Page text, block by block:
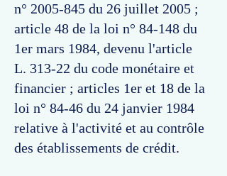
n° 2005-845 du 26 juillet 2005 ;
article 48 de la loi n° 84-148 du
1er mars 1984, devenu l'article
L. 313-22 du code monétaire et
financier ; articles 1er et 18 de la
loi n° 84-46 du 24 janvier 1984
relative à l'activité et au contrôle
des établissements de crédit.